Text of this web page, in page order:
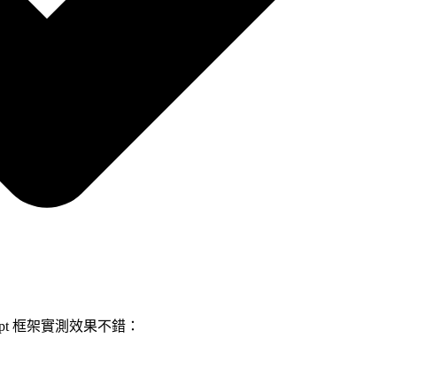
（編輯）。
成本增加 3-4 倍。
框架實測效果不錯：